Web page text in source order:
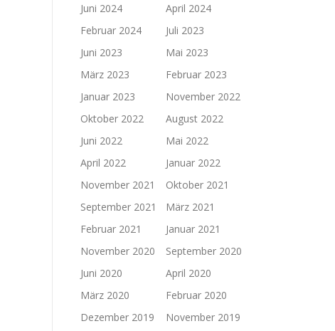
Juni 2024
April 2024
Februar 2024
Juli 2023
Juni 2023
Mai 2023
März 2023
Februar 2023
Januar 2023
November 2022
Oktober 2022
August 2022
Juni 2022
Mai 2022
April 2022
Januar 2022
November 2021
Oktober 2021
September 2021
März 2021
Februar 2021
Januar 2021
November 2020
September 2020
Juni 2020
April 2020
März 2020
Februar 2020
Dezember 2019
November 2019